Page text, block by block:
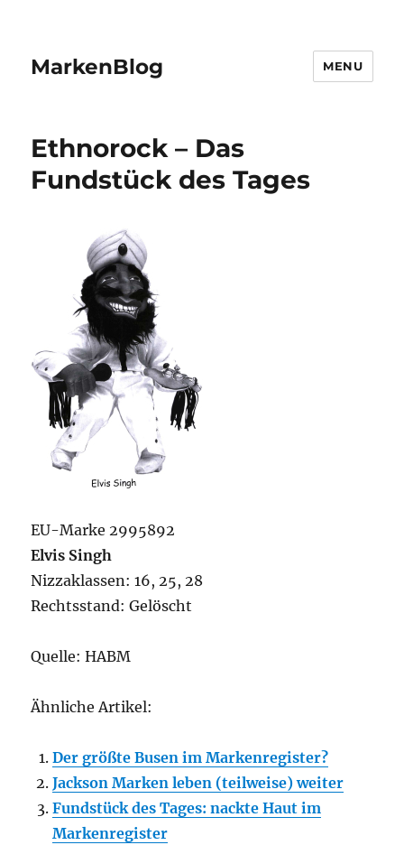
MarkenBlog MENU
Ethnorock – Das
Fundstück des Tages
EU-Marke 2995892
Elvis Singh
Nizzaklassen: 16, 25, 28
Rechtsstand: Gelöscht
Quelle: HABM
Ähnliche Artikel:
Der größte Busen im Markenregister?
Jackson Marken leben (teilweise) weiter
Fundstück des Tages: nackte Haut im
Markenregister